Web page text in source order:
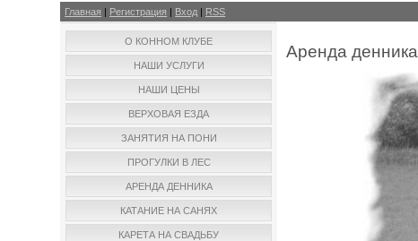
Главная | Регистрация | Вход | RSS
О КОННОМ КЛУБЕ
НАШИ УСЛУГИ
НАШИ ЦЕНЫ
ВЕРХОВАЯ ЕЗДА
ЗАНЯТИЯ НА ПОНИ
ПРОГУЛКИ В ЛЕС
АРЕНДА ДЕННИКА
КАТАНИЕ НА САНЯХ
КАРЕТА НА СВАДЬБУ
Аренда денника